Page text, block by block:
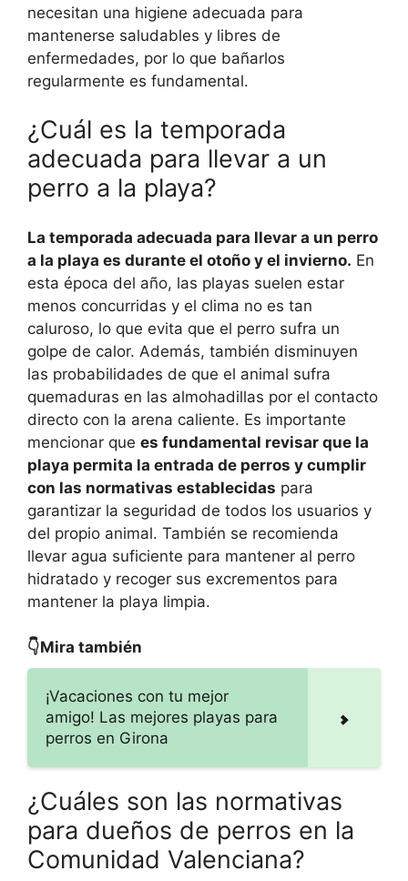
necesitan una higiene adecuada para
mantenerse saludables y libres de
enfermedades, por lo que bañarlos
regularmente es fundamental.
¿Cuál es la temporada
adecuada para llevar a un
perro a la playa?
La temporada adecuada para llevar a un perro
a la playa es durante el otoño y el invierno. En
esta época del año, las playas suelen estar
menos concurridas y el clima no es tan
caluroso, lo que evita que el perro sufra un
golpe de calor. Además, también disminuyen
las probabilidades de que el animal sufra
quemaduras en las almohadillas por el contacto
directo con la arena caliente. Es importante
mencionar que es fundamental revisar que la
playa permita la entrada de perros y cumplir
con las normativas establecidas para
garantizar la seguridad de todos los usuarios y
del propio animal. También se recomienda
llevar agua suficiente para mantener al perro
hidratado y recoger sus excrementos para
mantener la playa limpia.
👇Mira también
¡Vacaciones con tu mejor
amigo! Las mejores playas para
perros en Girona
¿Cuáles son las normativas
para dueños de perros en la
Comunidad Valenciana?